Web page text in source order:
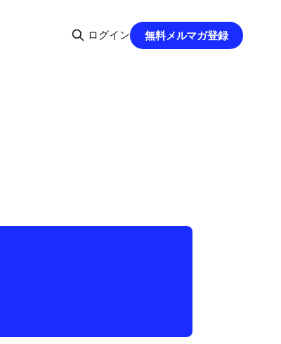
ログイン 無料メルマガ登録